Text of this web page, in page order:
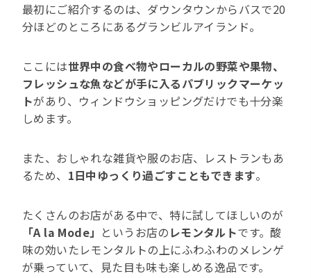
最初にご紹介するのは、ダウンタウンからバスで20
分ほどのところにあるグランビルアイランド。
ここには世界中の食べ物やローカルの野菜や果物、
フレッシュな魚などが手に入るパブリックマーケッ
トがあり、ウィンドウショッピングだけでも十分楽
しめます。
また、おしゃれな雑貨や服のお店、レストランもあ
るため、 1日中ゆっくり過ごすこともできます。
たくさんのお店がある中で、特に試してほしいのが
「A la Mode」 というお店の レモンタルトです。酸
味の効いたレモンタルトの上にふわふわのメレンゲ
が乗っていて、見た目も味も楽しめる逸品です。